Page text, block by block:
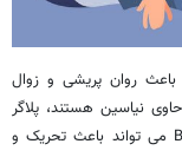
باعث روان پریشی و زوال
نیاسین هستند، پلاگر
عملا ناپدید شده است. با این حال، کمبود ویتامین B3 می تواند باعث تحریک و